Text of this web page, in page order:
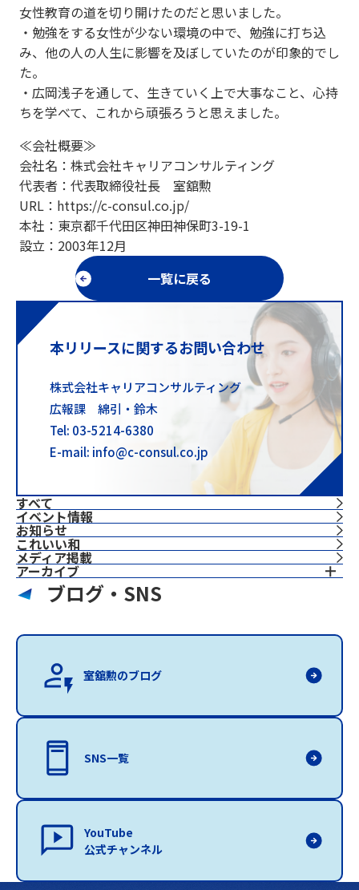
すべて
イベント情報
お知らせ
これいい和
⁨⁩メディア掲載
アーカイブ
女性教育の道を切り開けたのだと思いました。
・勉強をする女性が少ない環境の中で、勉強に打ち込
み、他の人の人生に影響を及ぼしていたのが印象的でし
た。
・広岡浅子を通して、生きていく上で大事なこと、心持
ちを学べて、これから頑張ろうと思えました。
≪会社概要≫
会社名：株式会社キャリアコンサルティング
代表者：代表取締役社長 室舘勲
URL：https://c-consul.co.jp/
本社：東京都千代田区神田神保町3-19-1
設立：2003年12月
一覧に戻る
本リリースに関するお問い合わせ
株式会社キャリアコンサルティング
広報課 綿引・鈴木
Tel: 03-5214-6380
E-mail: info@c-consul.co.jp
ブログ・SNS
室舘勲のブログ
SNS一覧
YouTube
公式チャンネル